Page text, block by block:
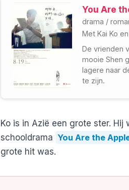
You Are
drama /
Met Kai Ko en
De vrienden
mooie Shen
lagere naar
te zijn.
Ko is in Azië een grote ster.
schooldrama You Are the
grote hit was.